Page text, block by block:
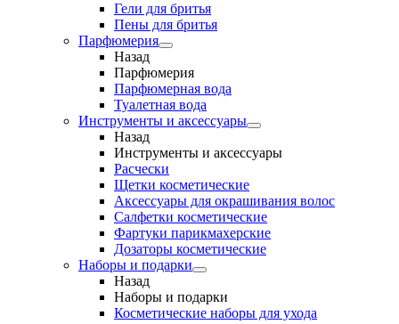
Гели для бритья
Пены для бритья
Парфюмерия
Назад
Парфюмерия
Парфюмерная вода
Туалетная вода
Инструменты и аксессуары
Назад
Инструменты и аксессуары
Расчески
Щетки косметические
Аксессуары для окрашивания волос
Салфетки косметические
Фартуки парикмахерские
Дозаторы косметические
Наборы и подарки
Назад
Наборы и подарки
Косметические наборы для ухода